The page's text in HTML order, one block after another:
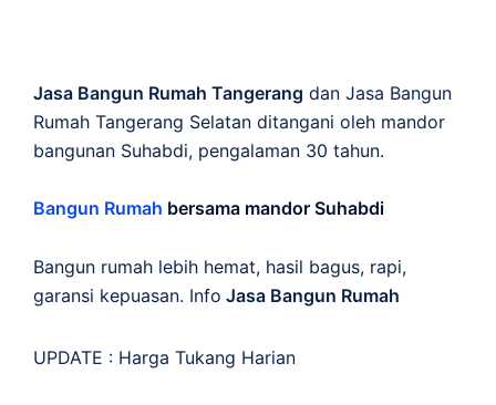
Jasa Bangun Rumah Tangerang dan Jasa Bangun
Rumah Tangerang Selatan ditangani oleh mandor
bangunan Suhabdi, pengalaman 30 tahun.
Bangun Rumah bersama mandor Suhabdi
Bangun rumah lebih hemat, hasil bagus, rapi,
garansi kepuasan. Info Jasa Bangun Rumah
UPDATE : Harga Tukang Harian